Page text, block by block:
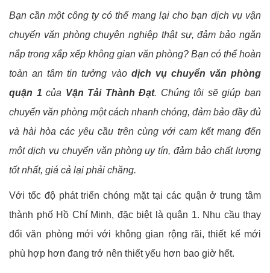
Bạn cần một công ty có thể mang lại cho bạn dịch vụ vận
chuyển văn phòng chuyên nghiệp thật sự, đảm bảo ngăn
nắp trong xắp xếp không gian văn phòng? Bạn có thể hoàn
toàn an tâm tin tưởng vào dịch vụ chuyển văn phòng
quận 1của Vận Tải Thành Đạt. Chúng tôi sẽ giúp bạn
chuyển văn phòng một cách nhanh chóng, đảm bảo đầy đủ
và hài hòa các yêu cầu trên cùng với cam kết mang đến
một dịch vụ chuyển văn phòng uy tín, đảm bảo chất lượng
tốt nhất, giá cả lại phải chăng.
Với tốc độ phát triển chóng mặt tại các quận ở trung tâm
thành phố Hồ Chí Minh, đặc biệt là quận 1. Nhu cầu thay
đổi văn phòng mới với không gian rộng rãi, thiết kế mới
phù hợp hơn đang trở nên thiết yếu hơn bao giờ hết.